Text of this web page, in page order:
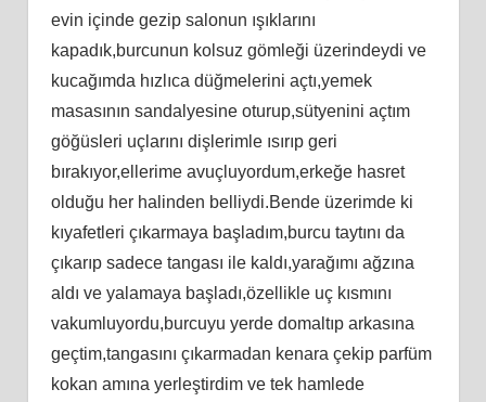
evin içinde gezip salonun ışıklarını
kapadık,burcunun kolsuz gömleği üzerindeydi ve
kucağımda hızlıca düğmelerini açtı,yemek
masasının sandalyesine oturup,sütyenini açtım
göğüsleri uçlarını dişlerimle ısırıp geri
bırakıyor,ellerime avuçluyordum,erkeğe hasret
olduğu her halinden belliydi.Bende üzerimde ki
kıyafetleri çıkarmaya başladım,burcu taytını da
çıkarıp sadece tangası ile kaldı,yarağımı ağzına
aldı ve yalamaya başladı,özellikle uç kısmını
vakumluyordu,burcuyu yerde domaltıp arkasına
geçtim,tangasını çıkarmadan kenara çekip parfüm
kokan amına yerleştirdim ve tek hamlede